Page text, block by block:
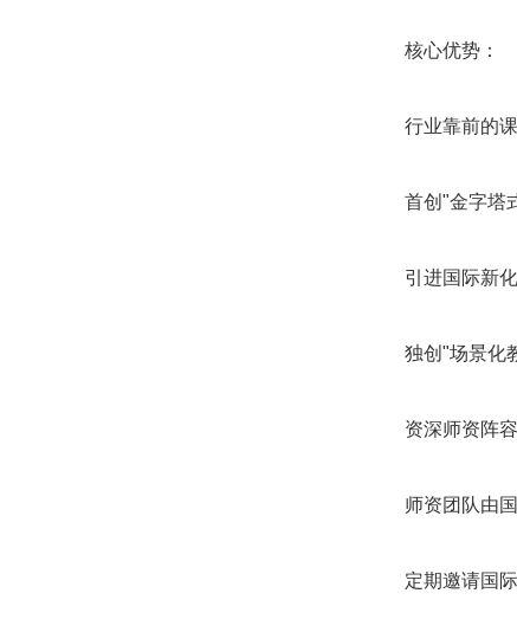
核心优势：
行业靠前的
首创"金字塔
引进国际新
独创"场景化
资深师资阵容
师资团队由
定期邀请国